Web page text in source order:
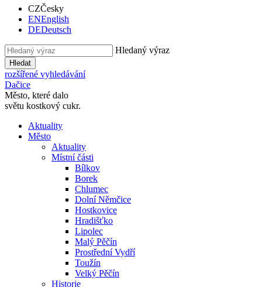
CZČesky
ENEnglish
DEDeutsch
Hledaný výraz
Hledat
rozšířené vyhledávání
Dačice
Město, které dalo
světu kostkový cukr.
Aktuality
Město
Aktuality
Místní části
Bílkov
Borek
Chlumec
Dolní Němčice
Hostkovice
Hradišťko
Lipolec
Malý Pěčín
Prostřední Vydří
Toužín
Velký Pěčín
Historie